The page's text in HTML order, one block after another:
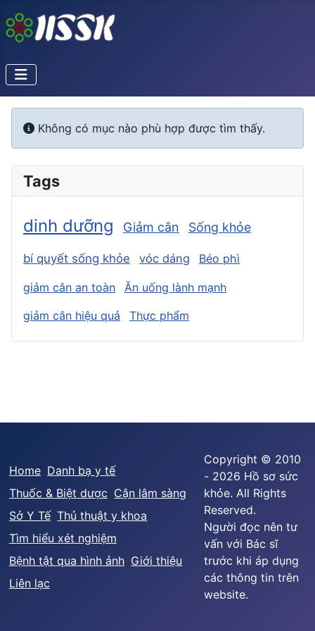
Info
Không có mục nào phù hợp được tìm thấy.
Tags
dinh dưỡng Giảm cân Sống khỏe
bí quyết sống khỏe vóc dáng Béo phì
giảm cân an toàn
Ăn uống lành mạnh
giảm cân hiệu quả
Thực phẩm
Home Danh bạ y tế
Thuốc & Biệt dược Cận lâm sàng
Sở Y Tế Thủ thuật y khoa
Tìm hiểu xét nghiệm
Bệnh tật qua hình ảnh Giới thiệu
Liên lạc
Copyright © 2010
- 2026 Hồ sơ sức
khỏe. All Rights
Reserved.
Người đọc nên tư
vấn với Bác sĩ
trước khi áp dụng
các thông tin trên
website.